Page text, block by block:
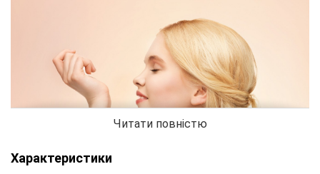
Читати повністю
Характеристики